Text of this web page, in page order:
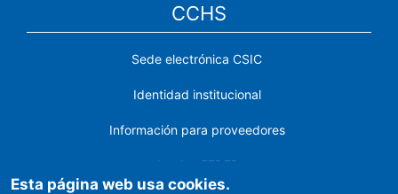
CCHS
Sede electrónica CSIC
Identidad institucional
Información para proveedores
Ayudas FEDER
Esta página web usa cookies.